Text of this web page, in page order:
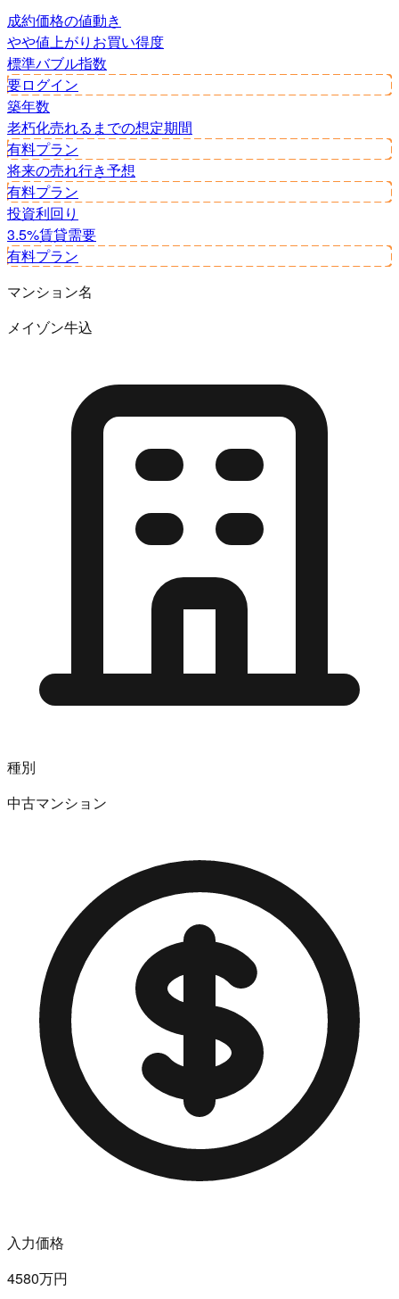
成約価格の値動き
やや値上がり お買い得度
標準バブル指数
要ログイン
築年数
老朽化売れるまでの想定期間
有料プラン
将来の売れ行き予想
有料プラン
投資利回り
3.5%賃貸需要
有料プラン
マンション名
メイゾン牛込
種別
中古マンション
入力価格
4580万円